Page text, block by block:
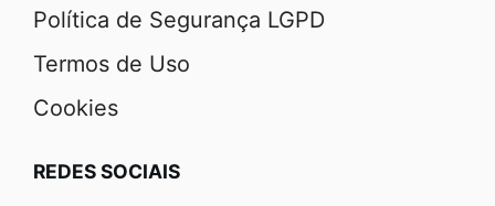
Política de Segurança LGPD
Termos de Uso
Cookies
REDES SOCIAIS